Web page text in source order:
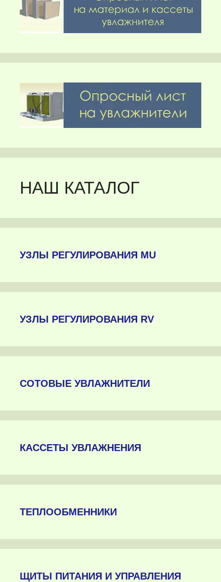
НАШ КАТАЛОГ
УЗЛЫ РЕГУЛИРОВАНИЯ MU
УЗЛЫ РЕГУЛИРОВАНИЯ RV
СОТОВЫЕ УВЛАЖНИТЕЛИ
КАССЕТЫ УВЛАЖНЕНИЯ
ТЕПЛООБМЕННИКИ
ЩИТЫ ПИТАНИЯ И УПРАВЛЕНИЯ